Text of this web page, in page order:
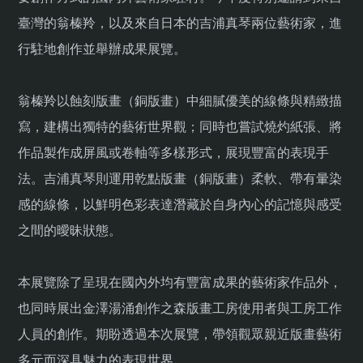
臺灣的翁榛羚，以及來自日本的吉浦真琴兩位藝術家，進
行駐地創作並舉辦成果展覽。
翁榛羚以蝕刻版畫（銅版畫）中細膩優美的線條與精緻描
寫，建構出獨特的藝術世界觀；同時也嘗試燒灼紙張、將
作品製作成屏風或卷軸等多樣形式，展現豐富的表現手
法。吉浦真琴則運用乾點版畫（銅版畫）柔軟、帶有暈染
感的線條，以鮮明色彩表達潛藏於自身內心的記憶與感受
之間的曖昧狀態。
本展覽除了呈現在國內外均有豐富成果的藝術家作品外，
也同時展出金澤湯涌創作之森版畫工房使用者與工房工作
人員的創作。期盼透過本次展覽，帶領觀眾親近版畫藝術